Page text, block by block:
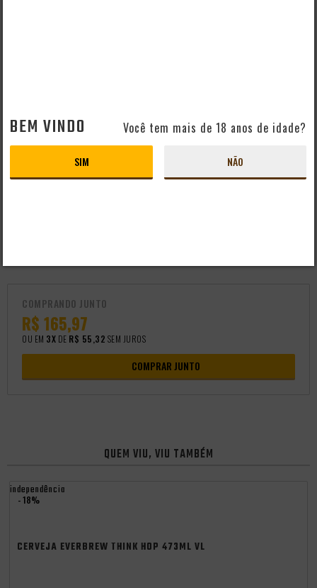
=
COMPRANDO JUNTO
R$ 165,97
OU EM 3X DE R$ 55,32 SEM JUROS
COMPRAR JUNTO
QUEM VIU, VIU TAMBÉM
independência
- 18%
CERVEJA EVERBREW THINK HOP 473ML VL
BEM VINDO Você tem mais de 18 anos de idade?
SIM NÃO